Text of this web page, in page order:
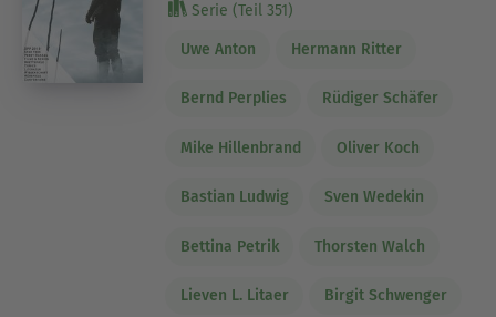
Serie (Teil 351)
Uwe Anton Hermann Ritter
Bernd Perplies Rüdiger Schäfer
Mike Hillenbrand Oliver Koch
Bastian Ludwig Sven Wedekin
Bettina Petrik Thorsten Walch
Lieven L. Litaer Birgit Schwenger